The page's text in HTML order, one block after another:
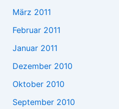
März 2011
Februar 2011
Januar 2011
Dezember 2010
Oktober 2010
September 2010